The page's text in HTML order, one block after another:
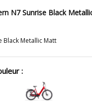
N7 Sunrise Black
Black Metallic Matt
: